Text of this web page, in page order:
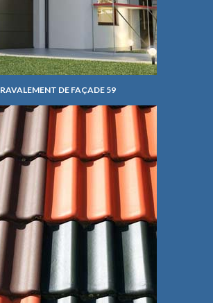
RAVALEMENT DE FAÇADE 59